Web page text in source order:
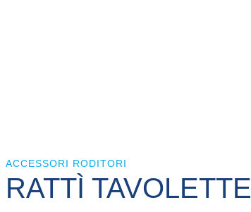
ACCESSORI RODITORI
RATTÌ TAVOLETTE